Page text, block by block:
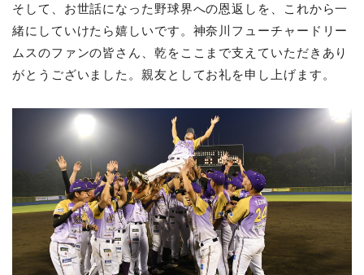
そして、お世話になった野球界への恩返しを、これから一
緒にしていけたら嬉しいです。神奈川フューチャードリー
ムスのファンの皆さん、乾をここまで支えていただきあり
がとうございました。親友としてお礼を申し上げます。